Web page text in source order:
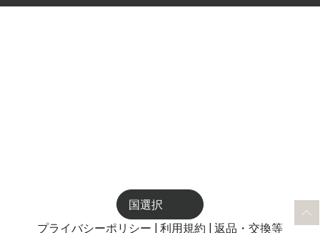
国選択
プライバシーポリシー | 利用規約 | 返品・交換等